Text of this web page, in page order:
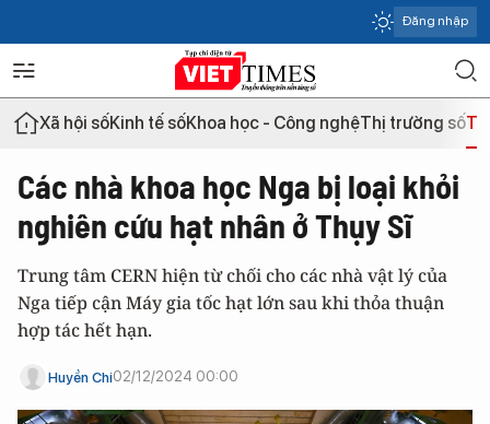
Đăng nhập
Xã hội sốKinh tế sốKhoa học - Công nghệThị trường số
Các nhà khoa học Nga bị loại khỏi
nghiên cứu hạt nhân ở Thụy Sĩ
Trung tâm CERN hiện từ chối cho các nhà vật lý của
Nga tiếp cận Máy gia tốc hạt lớn sau khi thỏa thuận
hợp tác hết hạn.
Huyền Chi02/12/2024 00:00